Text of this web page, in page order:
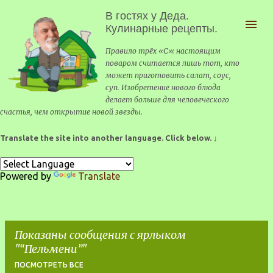
К основному контенту
В гостях у Деда.
Кулинарные рецепты.
Правило трёх «С»: настоящим
поваром считается лишь тот, кто
может приготовить салат, соус,
суп. Изобретение нового блюда
делает больше для человеческого
счастья, чем открытие новой звезды.
Translate the site into another language. Click below. ↓
Powered by Translate
Показаны сообщения с ярлыком
" Пельмени "
ПОСМОТРЕТЬ ВСЕ